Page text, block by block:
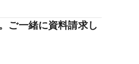
ご一緒に資料請求し